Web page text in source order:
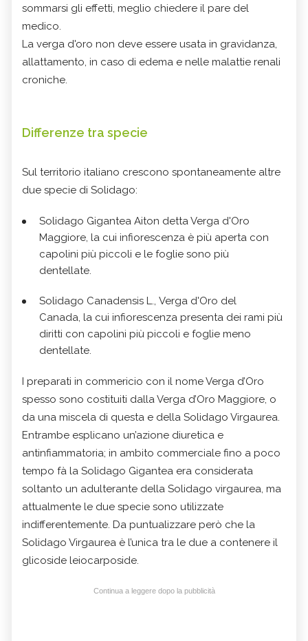
sommarsi gli effetti, meglio chiedere il pare del
medico.
La verga d'oro non deve essere usata in gravidanza,
allattamento, in caso di edema e nelle malattie renali
croniche.
Differenze tra specie
Sul territorio italiano crescono spontaneamente altre
due specie di Solidago:
Solidago Gigantea Aiton detta Verga d'Oro
Maggiore, la cui infiorescenza è più aperta con
capolini più piccoli e le foglie sono più
dentellate.
Solidago Canadensis L., Verga d'Oro del
Canada, la cui infiorescenza presenta dei rami più
diritti con capolini più piccoli e foglie meno
dentellate.
I preparati in commericio con il nome Verga d’Oro
spesso sono costituiti dalla Verga d’Oro Maggiore, o
da una miscela di questa e della Solidago Virgaurea.
Entrambe esplicano un’azione diuretica e
antinfiammatoria; in ambito commerciale fino a poco
tempo fà la Solidago Gigantea era considerata
soltanto un adulterante della Solidago virgaurea, ma
attualmente le due specie sono utilizzate
indifferentemente. Da puntualizzare però che la
Solidago Virgaurea è l’unica tra le due a contenere il
glicoside leiocarposide.
Continua a leggere dopo la pubblicità